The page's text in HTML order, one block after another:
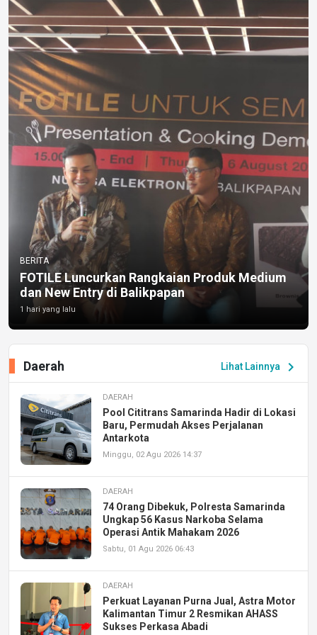
BERITA
FOTILE Luncurkan Rangkaian Produk Medium
dan New Entry di Balikpapan
1 hari yang lalu
Lihat Lainnya chevron_right
Daerah
DAERAH
Pool Cititrans Samarinda Hadir di Lokasi
Baru, Permudah Akses Perjalanan
Antarkota
Minggu, 02 Agu 2026 14:37
DAERAH
74 Orang Dibekuk, Polresta Samarinda
Ungkap 56 Kasus Narkoba Selama
Operasi Antik Mahakam 2026
Sabtu, 01 Agu 2026 06:43
DAERAH
Perkuat Layanan Purna Jual, Astra Motor
Kalimantan Timur 2 Resmikan AHASS
Sukses Perkasa Abadi